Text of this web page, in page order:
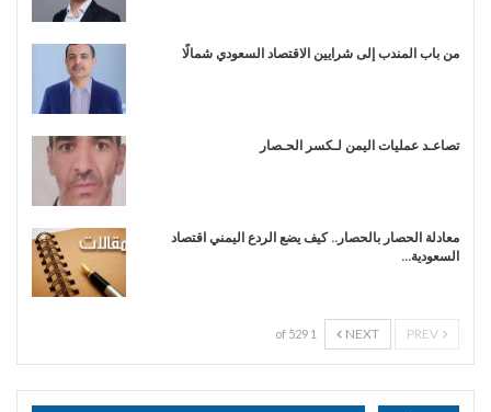
من باب المندب إلى شرايين الاقتصاد السعودي شمالًا
تصاعـد عمليات اليمن لـكسر الحـصار
معادلة الحصار بالحصار.. كيف يضع الردع اليمني اقتصاد
السعودية…
NEXT
1 of 529